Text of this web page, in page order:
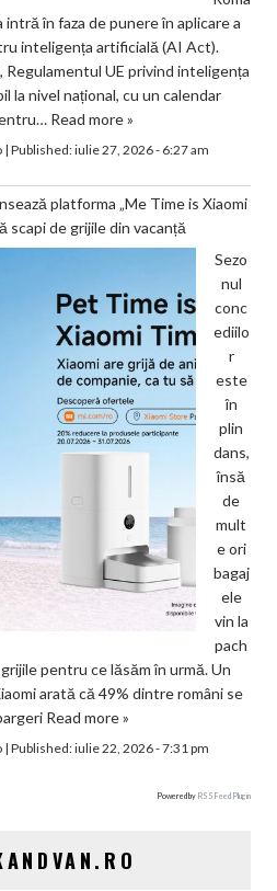
intră în faza de punere în aplicare a
inteligența artificială (AI Act).
UE privind inteligența
la nivel național, cu un calendar
Read more »
| Published:iulie 27, 2026 - 6:27 am
platforma „Me Time is Xiaomi
scapi de grijile din vacanță
Sezo
nul
conc
ediilo
r
este
în
plin
dans,
însă
de
mult
e ori
bagaj
ele
vin la
pach
pentru ce lăsăm în urmă. Un
arată că 49% dintre români se
Read more »
| Published:iulie 22, 2026 - 7:31 pm
Powered by RSS Feed Plugin